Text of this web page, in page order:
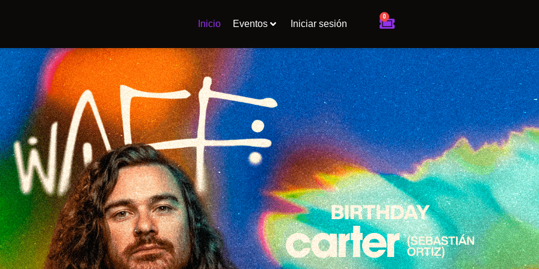
Inicio Eventos Iniciar sesión
0
Cart